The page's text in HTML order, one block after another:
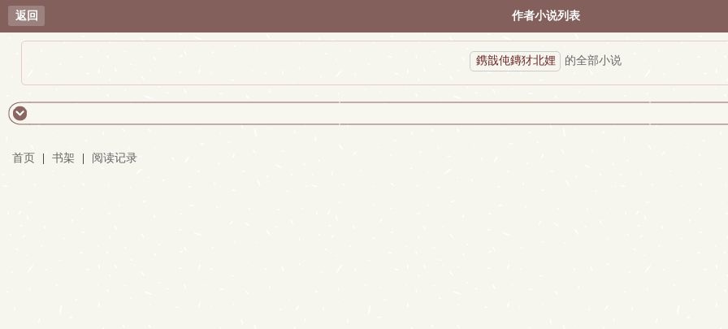
返回 作者小说列表
鎸戠伅鏄犲北娌 的全部小说
首页 书架 阅读记录